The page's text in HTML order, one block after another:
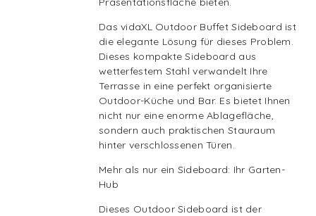
Das vidaXL Outdoor Buffet Sideboard ist
die elegante Lösung für dieses Problem.
Dieses kompakte Sideboard aus
wetterfestem Stahl verwandelt Ihre
Terrasse in eine perfekt organisierte
Outdoor-Küche und Bar. Es bietet Ihnen
nicht nur eine enorme Ablagefläche,
sondern auch praktischen Stauraum
hinter verschlossenen Türen.
Mehr als nur ein Sideboard: Ihr Garten-
Hub
Dieses Outdoor Sideboard ist der